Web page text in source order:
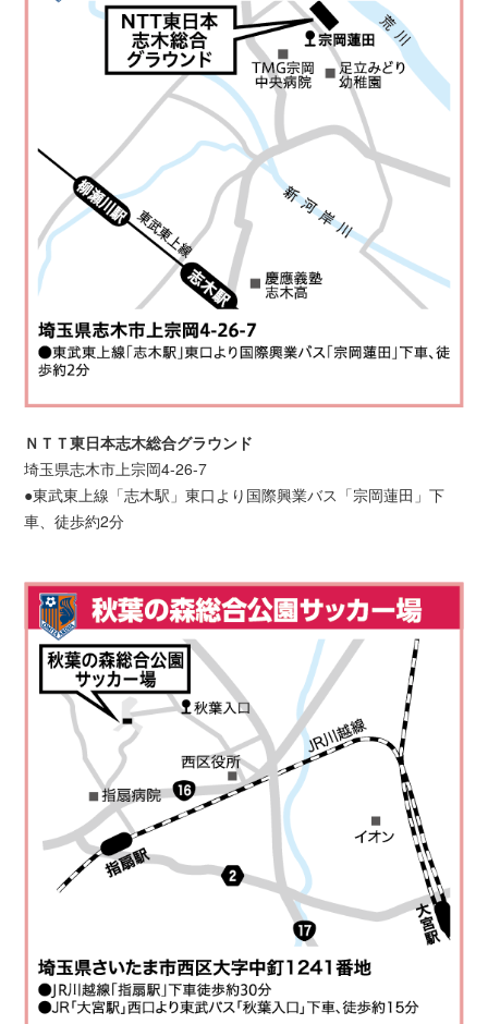
ＮＴＴ東日本志木総合グラウンド
埼玉県志木市上宗岡4-26-7
●東武東上線「志木駅」東口より国際興業バス「宗岡蓮田」下
車、徒歩約2分